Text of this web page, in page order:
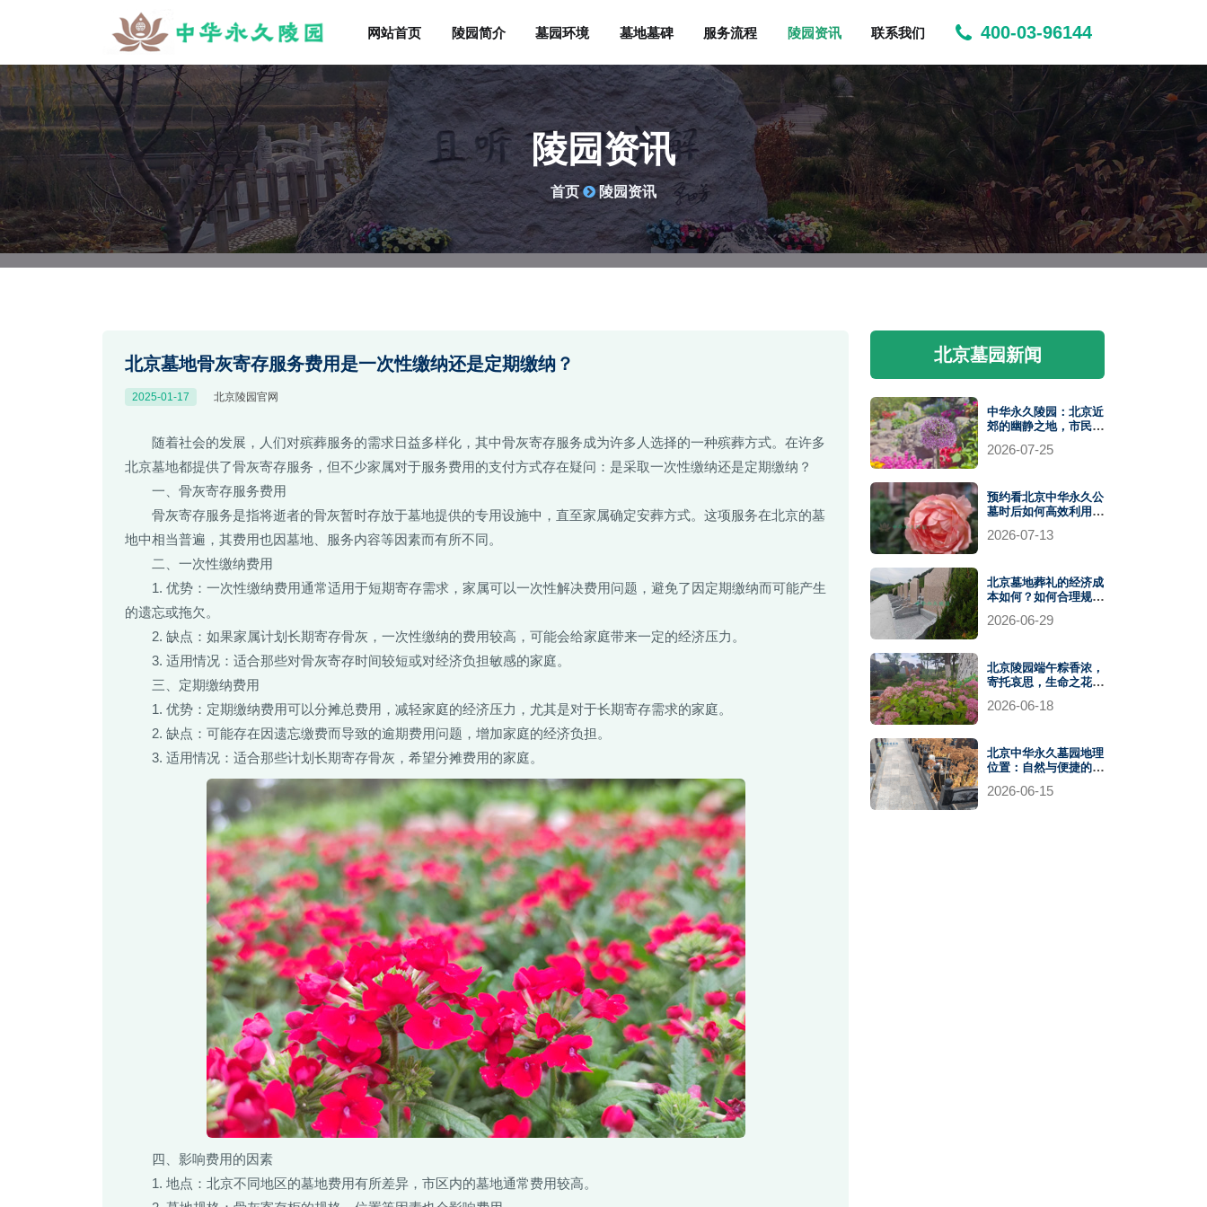
网站首页 陵园简介 墓园环境 墓地墓碑 服务流程 陵园资讯 联系我们 400-03-96144
陵园资讯
首页 陵园资讯
北京墓地骨灰寄存服务费用是一次性缴纳还是定期缴纳？
2025-01-17 北京陵园官网
随着社会的发展，人们对殡葬服务的需求日益多样化，其中骨灰寄存服务成为许多人选择的一种殡葬方式。在许多
北京墓地都提供了骨灰寄存服务，但不少家属对于服务费用的支付方式存在疑问：是采取一次性缴纳还是定期缴纳？
一、骨灰寄存服务费用
骨灰寄存服务是指将逝者的骨灰暂时存放于墓地提供的专用设施中，直至家属确定安葬方式。这项服务在北京的墓
地中相当普遍，其费用也因墓地、服务内容等因素而有所不同。
二、一次性缴纳费用
1. 优势：一次性缴纳费用通常适用于短期寄存需求，家属可以一次性解决费用问题，避免了因定期缴纳而可能产生
的遗忘或拖欠。
2. 缺点：如果家属计划长期寄存骨灰，一次性缴纳的费用较高，可能会给家庭带来一定的经济压力。
3. 适用情况：适合那些对骨灰寄存时间较短或对经济负担敏感的家庭。
三、定期缴纳费用
1. 优势：定期缴纳费用可以分摊总费用，减轻家庭的经济压力，尤其是对于长期寄存需求的家庭。
2. 缺点：可能存在因遗忘缴费而导致的逾期费用问题，增加家庭的经济负担。
3. 适用情况：适合那些计划长期寄存骨灰，希望分摊费用的家庭。
四、影响费用的因素
1. 地点：北京不同地区的墓地费用有所差异，市区内的墓地通常费用较高。
北京墓园新闻
中华永久陵园：北京近
郊的幽静之地，市民寄
2026-07-25
预约看北京中华永久公
墓时后如何高效利用参
2026-07-13
北京墓地葬礼的经济成
本如何？如何合理规划
2026-06-29
北京陵园端午粽香浓，
寄托哀思，生命之花在
2026-06-18
北京中华永久墓园地理
位置：自然与便捷的融
2026-06-15